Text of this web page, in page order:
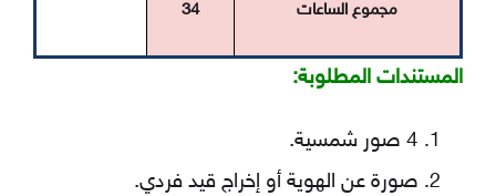
مجموع الساعات 34
المستندات المطلوبة:
4 صور شمسية.
صورة عن الهوية أو إخراج قيد فردي.